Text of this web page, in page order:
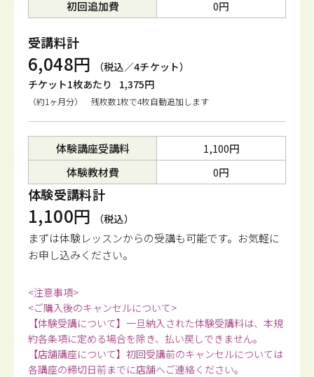
初回追加費 0円
受講料計
6,048円
（税込／4チケット）
チケット1枚あたり
1,375円
（約1ヶ月分） 残枚数1枚で4枚自動追加します
体験講座受講料
1,100円
体験教材費
0円
体験受講料計
1,100円 （税込）
まずは体験レッスンからの受講も可能です。 お気軽に
お申し込みください。
<注意事項>
<ご購入後のキャンセルについて>
【体験受講について】一旦納入された体験受講料は、本規
約各条項に定める場合を除き、払い戻しできません。
【店舗講座について】初回受講前のキャンセルについては
各講座の締切日前までに店舗へご連絡ください。